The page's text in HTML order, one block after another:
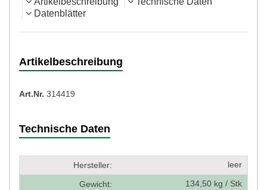
Datenblätter
Artikelbeschreibung
Art.Nr. 314419
Technische Daten
Hersteller: leer
Gewicht: 134,50 kg / Stk